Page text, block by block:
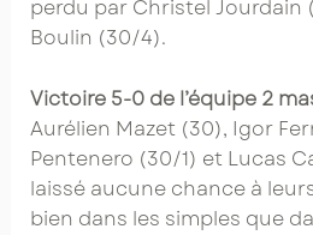
perdu par Christel Jourdain
Boulin (30/4).
Victoire 5-0 de l’équipe 2
Aurélien Mazet (30), Igor
Pentenero (30/1) et Lucas
laissé aucune chance à
bien dans les simples que